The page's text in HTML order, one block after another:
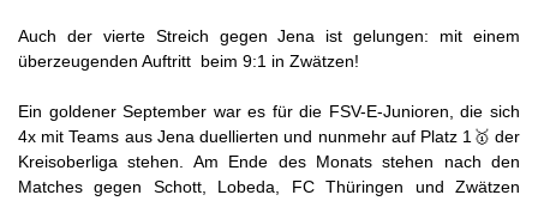
Auch der vierte Streich gegen Jena ist gelungen: mit einem
überzeugenden Auftritt beim 9:1 in Zwätzen!
Ein goldener September war es für die FSV-E-Junioren, die sich
4x mit Teams aus Jena duellierten und nunmehr auf Platz 1🥇 der
Kreisoberliga stehen. Am Ende des Monats stehen nach den
Matches gegen Schott, Lobeda, FC Thüringen und Zwätzen